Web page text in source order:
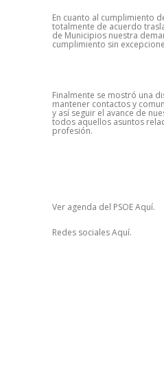
En cuanto al cumplimiento
totalmente de acuerdo
de Municipios nuestra
cumplimiento sin
Finalmente se mostró una
mantener contactos y
y así seguir el avance de
todos aquellos asuntos
profesión.
Ver agenda del PSOEAquí.
Redes socialesAquí.